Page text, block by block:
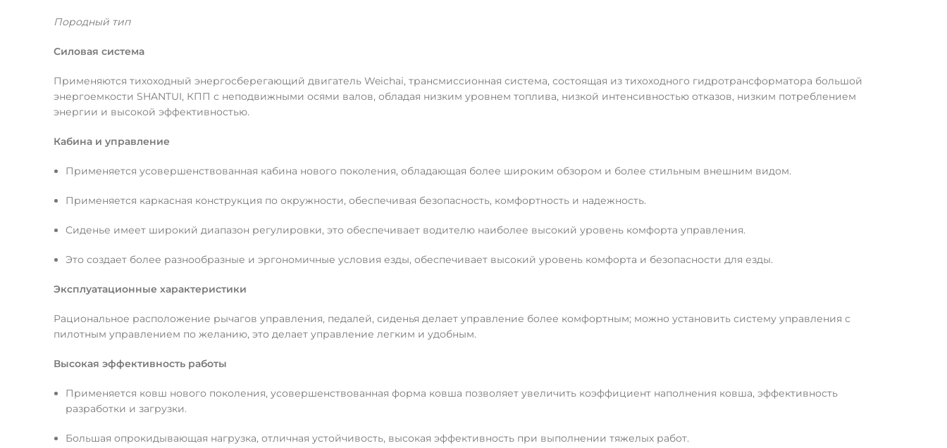
Породный тип
Силовая система
Применяются тихоходный энергосберегающий двигатель Weichai, трансмиссионная система, состоящая из тихоходного гидротрансформатора большой
энергоемкости SHANTUI, КПП с неподвижными осями валов, обладая низким уровнем топлива, низкой интенсивностью отказов, низким потреблением
энергии и высокой эффективностью.
Кабина и управление
Применяется усовершенствованная кабина нового поколения, обладающая более широким обзором и более стильным внешним видом.
Применяется каркасная конструкция по окружности, обеспечивая безопасность, комфортность и надежность.
Сиденье имеет широкий диапазон регулировки, это обеспечивает водителю наиболее высокий уровень комфорта управления.
Это создает более разнообразные и эргономичные условия езды, обеспечивает высокий уровень комфорта и безопасности для езды.
Эксплуатационные характеристики
Рациональное расположение рычагов управления, педалей, сиденья делает управление более комфортным; можно установить систему управления с
пилотным управлением по желанию, это делает управление легким и удобным.
Высокая эффективность работы
Применяется ковш нового поколения, усовершенствованная форма ковша позволяет увеличить коэффициент наполнения ковша, эффективность
разработки и загрузки.
Большая опрокидывающая нагрузка, отличная устойчивость, высокая эффективность при выполнении тяжелых работ.